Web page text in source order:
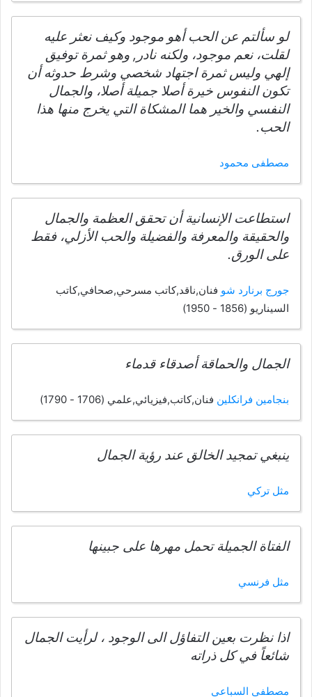
لو سألتم عن الحب أهو موجود وكيف نعثر عليه
لقلت، نعم موجود، ولكنه نادر, وهو ثمرة توفيق
إلهي وليس ثمرة اجتهاد شخصي وشرط حدوثه أن
تكون النفوس خيرة أصلا جميلة أصلا، والجمال
النفسي والخير هما المشكاة التي يخرج منها هذا
الحب.
مصطفى محمود
استطاعت الإنسانية أن تحقق العظمة والجمال
والحقيقة والمعرفة والفضيلة والحب الأزلي، فقط
على الورق.
جورج برنارد شو فنان,ناقد,كاتب مسرحي,صحافي,كاتب
السيناريو (1856 - 1950)
الجمال والحماقة أصدقاء قدماء
بنجامين فرانكلين فنان,كاتب,فيزيائي,علمي (1706 - 1790)
ينبغي تمجيد الخالق عند رؤية الجمال
مثل تركي
الفتاة الجميلة تحمل مهرها على جبينها
مثل فرنسي
اذا نظرت بعين التفاؤل الى الوجود ، لرأيت الجمال
شائعاً في كل ذراته
مصطفى السباعي